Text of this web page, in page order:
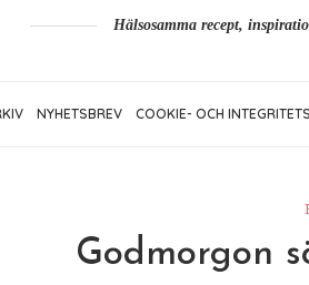
Hälsosamma recept,
NYHETSBREV COOKIE- OCH
Godmorgon